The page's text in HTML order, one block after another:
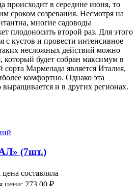
происходит в середине июня, то
сроком созревания. Несмотря на
многие садоводы
плодоносить второй раз. Для этого
с кустов и провести интенсивное
несложных действий можно
который будет собран максимум в
сорта Мармелада является Италия,
комфортно. Однако эта
и в других регионах.
(7шт.)
составляла